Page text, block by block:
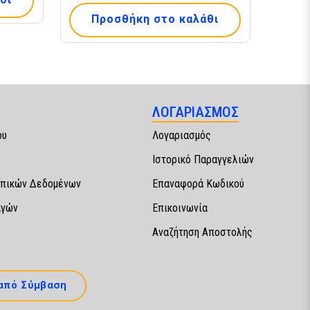
Προσθήκη στο καλάθι
Δεδομένων
ΛΟΓΑΡΙΑΣΜΟΣ
Λογαριασμός
Ιστορικό Παραγγελιών
Επαναφορά Κωδικού
Επικοινωνία
Αναζήτηση Αποστολής
Σύμβαση